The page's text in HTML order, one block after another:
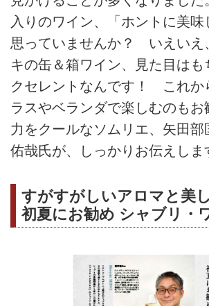
入りのワイン、「ホントに美味
思っていませんか？ いえいえ
キの缶＆箱ワイン、見た目はも
クセレントなんです！ これか
ラスやベランダで楽しむのもお
力をクールなソムリエ、矢田部
佑哉氏が、しっかりお伝えしま
すがすがしいアロマと美
初夏にお勧め シャブリ・